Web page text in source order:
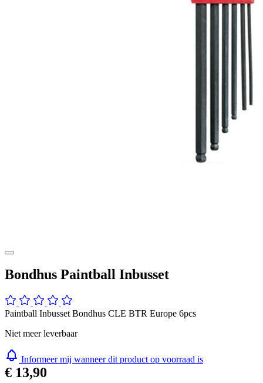
Bondhus Paintball Inbusset
Paintball Inbusset Bondhus CLE BTR Europe 6pcs
Niet meer leverbaar
Informeer mij wanneer dit product op voorraad is
€ 13,90